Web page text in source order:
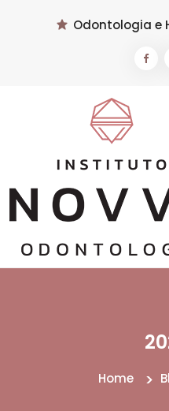
Odontologia e
Home